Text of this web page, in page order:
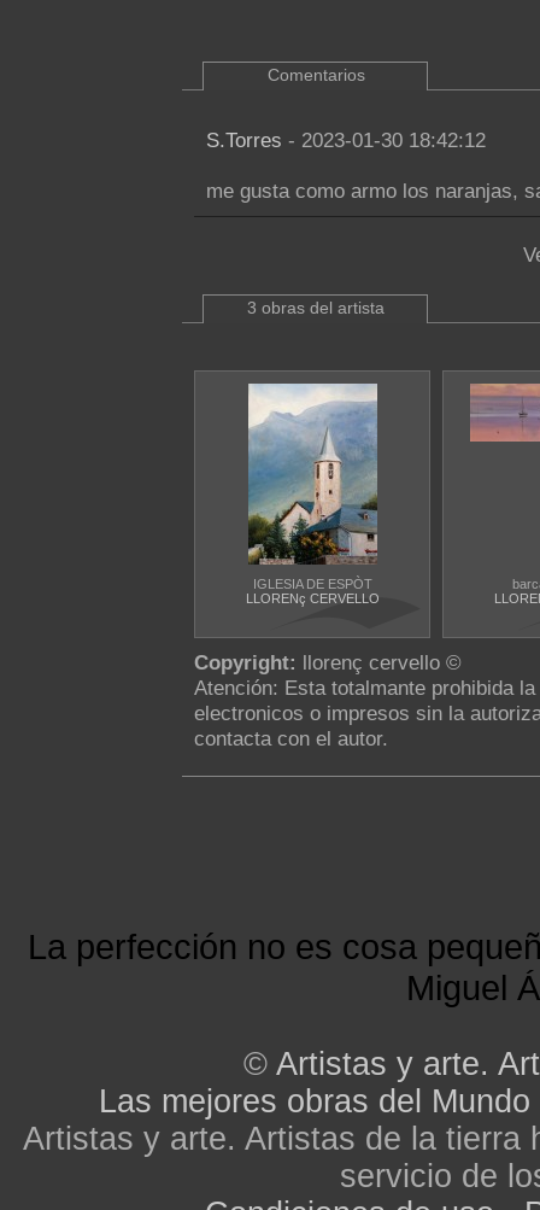
Comentarios
S.Torres - 2023-01-30 18:42:12
me gusta como armo los naranjas,
3 obras del artista
IGLESIA DE ESPÒT
LLORENç CERVELLO
Copyright: llorenç cervello ©
Atención: Esta totalmante prohibida
electronicos o impresos sin la
contacta con el autor.
La perfección no es cosa
Miguel
© Artistas y arte.
Las mejores obras del Mundo
Artistas y arte. Artistas de la tierra
servicio de